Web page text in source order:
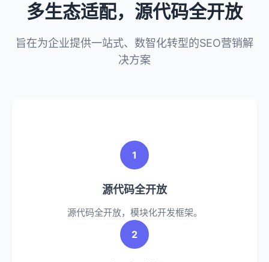
多生态适配，源代码全开放
旨在为企业提供一站式、数智化转型的SEO营销解
决方案
1
源代码全开放
源代码全开放，模块化开发框架。
2